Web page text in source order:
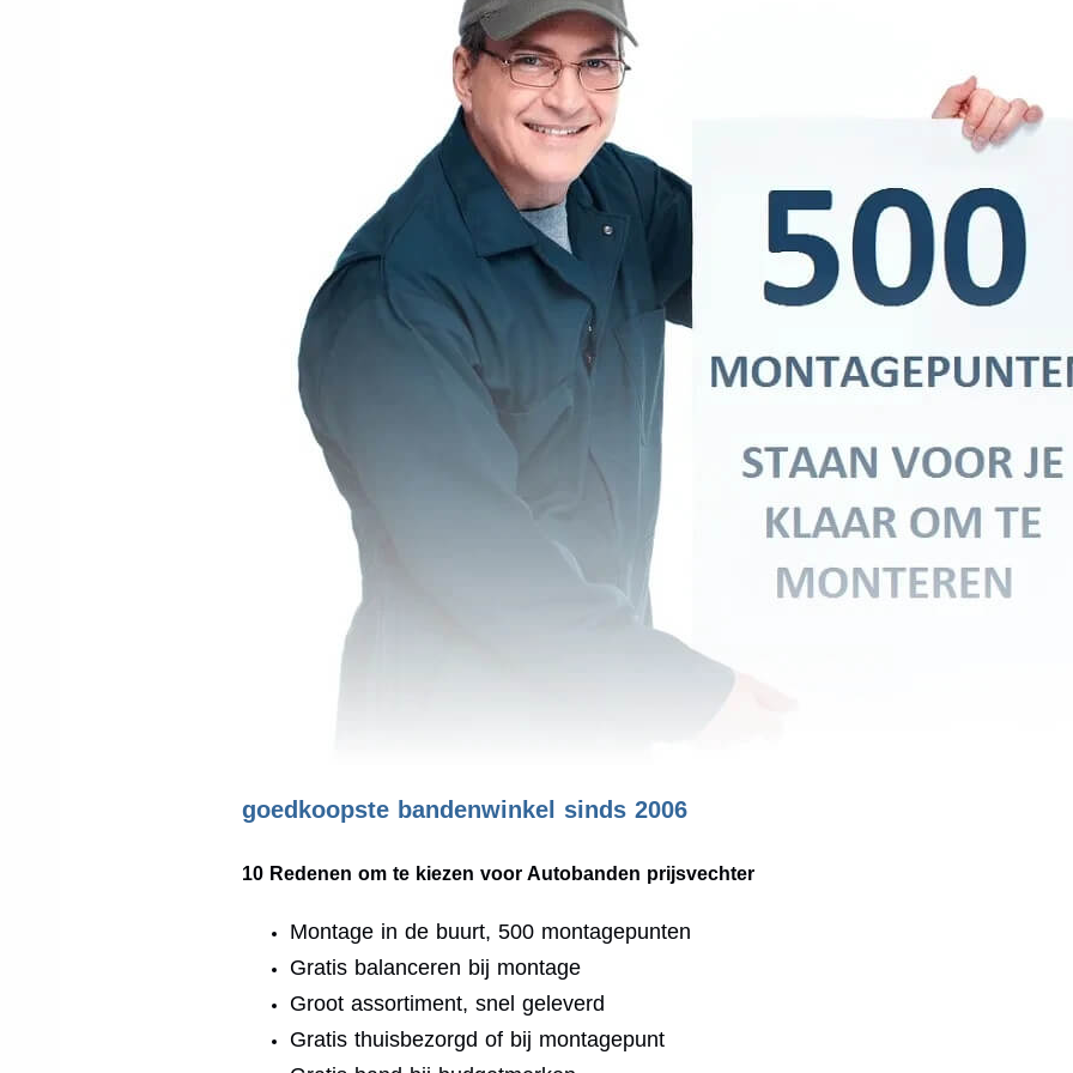
goedkoopste bandenwinkel sinds 2006
10 Redenen om te kiezen voor Autobanden prijsvechter
Montage in de buurt, 500 montagepunten
Gratis balanceren bij montage
Groot assortiment, snel geleverd
Gratis thuisbezorgd of bij montagepunt